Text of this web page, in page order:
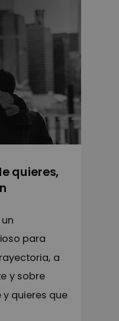
para
a
y sobre
quieres que
quieres,